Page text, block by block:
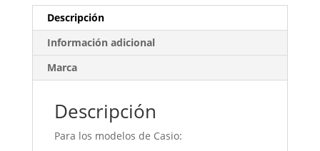
Descripción
Información adicional
Marca
Descripción
Para los modelos de Casio: